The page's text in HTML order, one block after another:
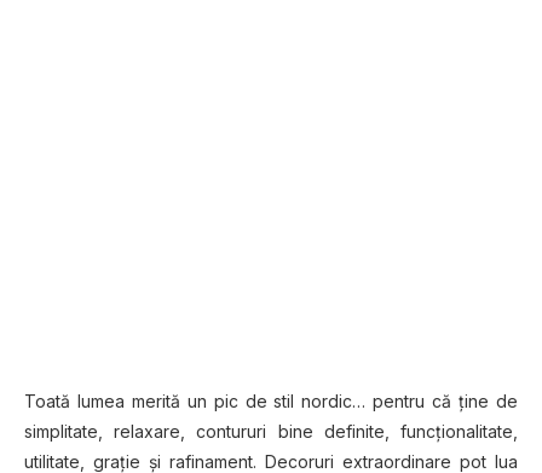
Toată lumea merită un pic de stil nordic… pentru că ţine de
simplitate, relaxare, contururi bine definite, funcţionalitate,
utilitate, graţie şi rafinament. Decoruri extraordinare pot lua